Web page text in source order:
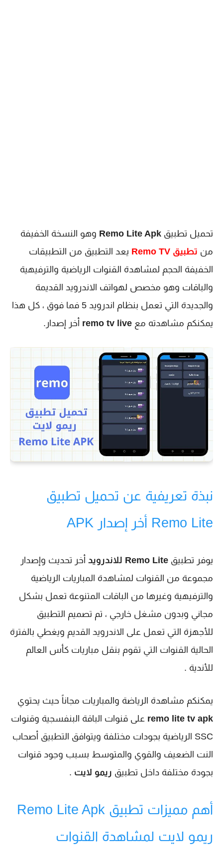
تحميل تطبيق Remo Lite Apk وهو النسخة الخفيفة
من تطبيق Remo TV
يعد التطبيق من التطبيقات
الخفيفة الحجم لمشاهدة القنوات الرياضية والترفيهية
والباقات وهو مخصص لهواتف الاندرويد القديمة
والجديدة التي تعمل بنظام اندرويد 5 فما فوق ، كل هذا
يمكنكم مشاهدته مع remo tv live أخر إصدار.
نبذة تعريفية عن تحميل تطبيق
Remo Lite أخر إصدار APK
يوفر تطبيق Remo Lite للاندرويد
أخر تحديث وإصدار
مجموعة من القنوات لمشاهدة المباريات الرياضية
والترفيهية وغيرها من الباقات المتنوعة تعمل بشكل
مجاني وبدون مشغل خارجي ، تم تصميم التطبيق
للأجهزة التي تعمل على الاندرويد القديم ويغطي بالفترة
الحالية القنوات التي تقوم بنقل مباريات كأس العالم
للأندية .
يمكنكم مشاهدة الرياضة والمباريات مجاناً حيث يحتوي
remo lite tv apk على قنوات الباقة البنفسجية وقنوات
SSC الرياضية بجودات مختلفة ويتوافق التطبيق أصحاب
النت الضعيف والقوي والمتوسط بسبب وجود قنوات
بجودة مختلفة داخل تطبيق ريمو لايت .
أهم مميزات تطبيق Remo Lite Apk
ريمو لايت لمشاهدة القنوات